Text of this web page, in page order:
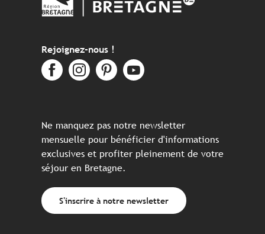
Rejoignez-nous !
Ne manquez pas notre newsletter
mensuelle pour bénéficier d'informations
exclusives et profiter pleinement de votre
séjour en Bretagne.
S'inscrire à notre newsletter